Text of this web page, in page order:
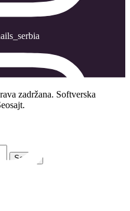
zadržana. Softverska
Search